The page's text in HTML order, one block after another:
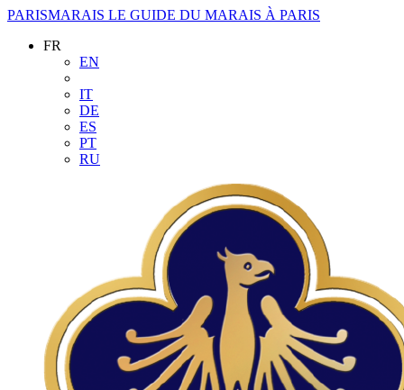
PARISMARAIS LE GUIDE DU MARAIS À PARIS
FR
EN
IT
DE
ES
PT
RU